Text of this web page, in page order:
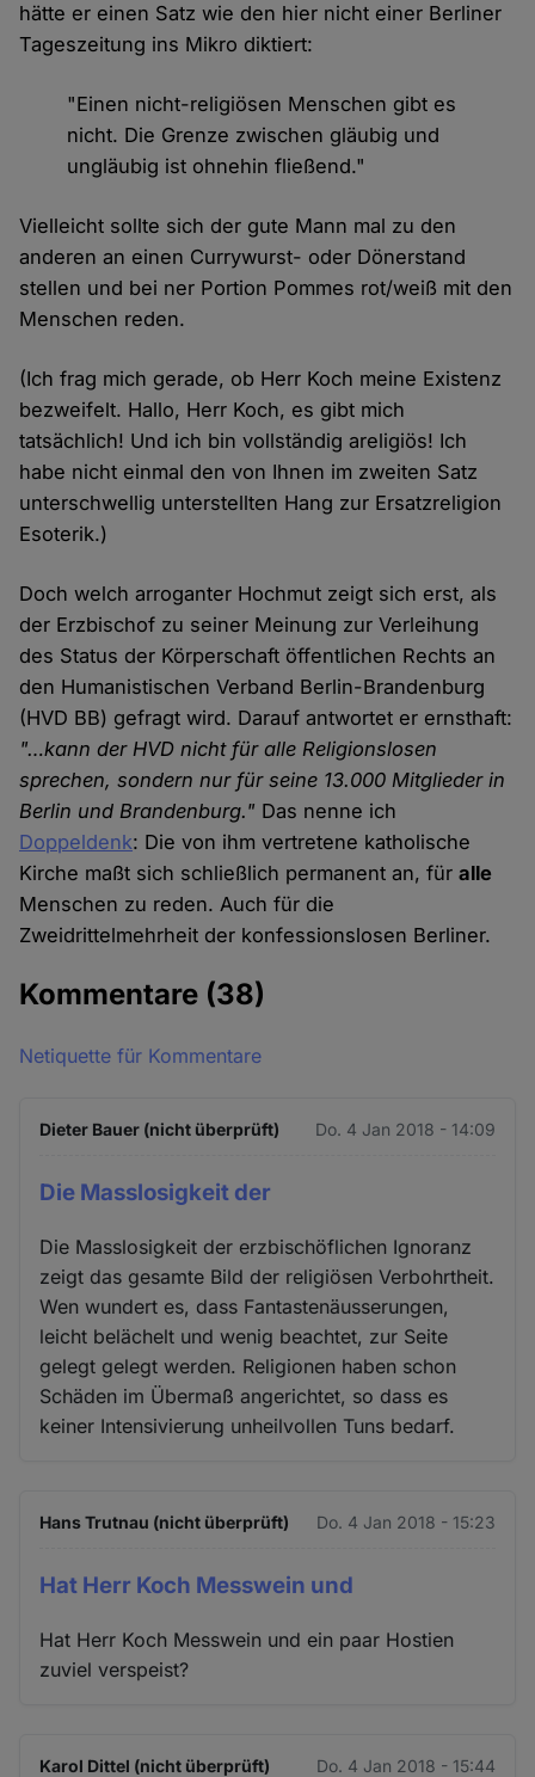
hätte er einen Satz wie den hier nicht einer Berliner
Tageszeitung ins Mikro diktiert:
"Einen nicht-religiösen Menschen gibt es
nicht. Die Grenze zwischen gläubig und
ungläubig ist ohnehin fließend."
Vielleicht sollte sich der gute Mann mal zu den
anderen an einen Currywurst- oder Dönerstand
stellen und bei ner Portion Pommes rot/weiß mit den
Menschen reden.
(Ich frag mich gerade, ob Herr Koch meine Existenz
bezweifelt. Hallo, Herr Koch, es gibt mich
tatsächlich! Und ich bin vollständig areligiös! Ich
habe nicht einmal den von Ihnen im zweiten Satz
unterschwellig unterstellten Hang zur Ersatzreligion
Esoterik.)
Doch welch arroganter Hochmut zeigt sich erst, als
der Erzbischof zu seiner Meinung zur Verleihung
des Status der Körperschaft öffentlichen Rechts an
den Humanistischen Verband Berlin-Brandenburg
(HVD BB) gefragt wird. Darauf antwortet er ernsthaft:
"…kann der HVD nicht für alle Religionslosen
sprechen, sondern nur für seine 13.000 Mitglieder in
Berlin und Brandenburg." Das nenne ich
Doppeldenk: Die von ihm vertretene katholische
Kirche maßt sich schließlich permanent an, füralle
Menschen zu reden. Auch für die
Zweidrittelmehrheit der konfessionslosen Berliner.
Kommentare (38)
Netiquette für Kommentare
Dieter Bauer (nicht überprüft) Do. 4 Jan 2018 - 14:09
Die Masslosigkeit der
Die Masslosigkeit der erzbischöflichen Ignoranz
zeigt das gesamte Bild der religiösen Verbohrtheit.
Wen wundert es, dass Fantastenäusserungen,
leicht belächelt und wenig beachtet, zur Seite
gelegt gelegt werden. Religionen haben schon
Schäden im Übermaß angerichtet, so dass es
keiner Intensivierung unheilvollen Tuns bedarf.
Hans Trutnau (nicht überprüft) Do. 4 Jan 2018 - 15:23
Hat Herr Koch Messwein und
Hat Herr Koch Messwein und ein paar Hostien
zuviel verspeist?
Karol Dittel (nicht überprüft) Do. 4 Jan 2018 - 15:44